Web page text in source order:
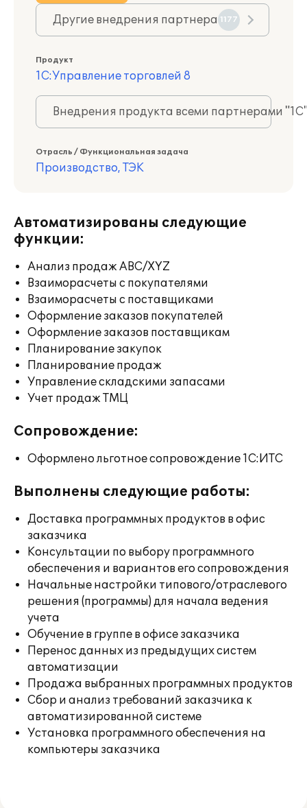
Другие внедрения партнера 1177
Продукт
1С:Управление торговлей 8
Внедрения продукта всеми партнерами
Отрасль / Функциональная задача
Производство, ТЭК
Автоматизированы следующие
функции:
Анализ продаж ABC/XYZ
Взаиморасчеты с покупателями
Взаиморасчеты с поставщиками
Оформление заказов покупателей
Оформление заказов поставщикам
Планирование закупок
Планирование продаж
Управление складскими запасами
Учет продаж ТМЦ
Сопровождение:
Оформлено льготное сопровождение 1С:ИТС
Выполнены следующие работы:
Доставка программных продуктов в офис
заказчика
Консультации по выбору программного
обеспечения и вариантов его сопровождения
Начальные настройки типового/отраслевого
решения (программы) для начала ведения
учета
Обучение в группе в офисе заказчика
Перенос данных из предыдущих систем
автоматизации
Продажа выбранных программных продуктов
Сбор и анализ требований заказчика к
автоматизированной системе
Установка программного обеспечения на
компьютеры заказчика